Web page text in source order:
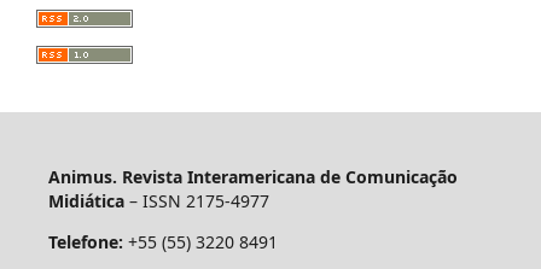
Animus. Revista Interamericana de Comunicação
Midiática– ISSN 2175-4977
Telefone: +55 (55) 3220 8491